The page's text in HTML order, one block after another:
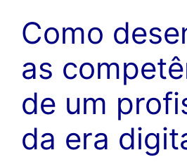
Como
as
de um
da era